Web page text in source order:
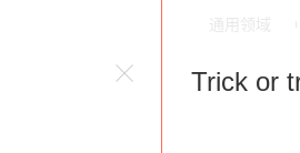
Trick or